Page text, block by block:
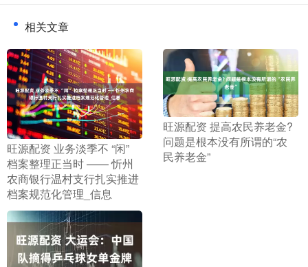
相关文章
​旺源配资 业务淡季不 “闲”
档案整理正当时 —— 忻州
农商银行温村支行扎实推进
档案规范化管理_信息
​旺源配资 提高农民养老金?
问题是根本没有所谓的“农
民养老金”